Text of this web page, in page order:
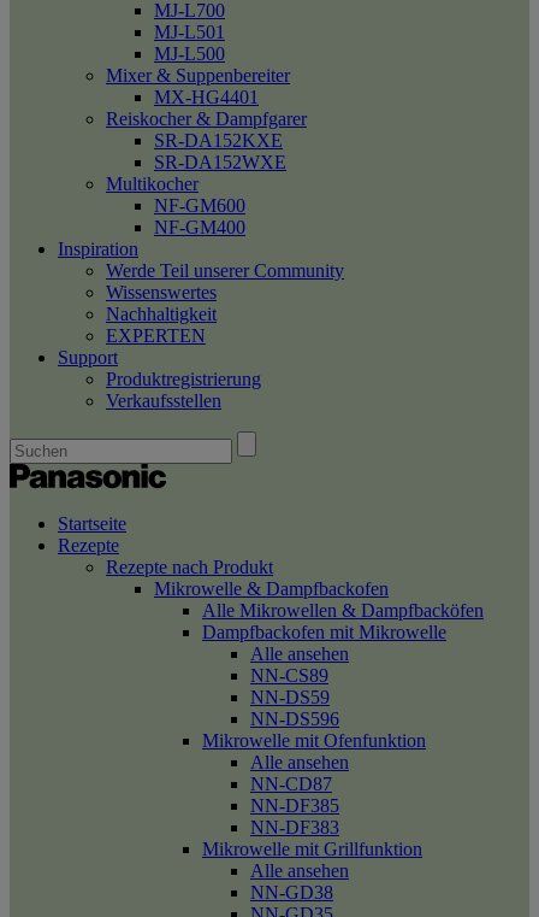
MJ-L700
MJ-L501
MJ-L500
Mixer & Suppenbereiter
MX-HG4401
Reiskocher & Dampfgarer
SR-DA152KXE
SR-DA152WXE
Multikocher
NF-GM600
NF-GM400
Inspiration
Werde Teil unserer Community
Wissenswertes
Nachhaltigkeit
EXPERTEN
Support
Produktregistrierung
Verkaufsstellen
Startseite
Rezepte
Rezepte nach Produkt
Mikrowelle & Dampfbackofen
Alle Mikrowellen & Dampfbacköfen
Dampfbackofen mit Mikrowelle
Alle ansehen
NN-CS89
NN-DS59
NN-DS596
Mikrowelle mit Ofenfunktion
Alle ansehen
NN-CD87
NN-DF385
NN-DF383
Mikrowelle mit Grillfunktion
Alle ansehen
NN-GD38